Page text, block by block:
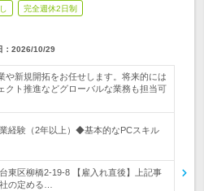
完全週休2日制
2026/10/29
や新規開拓をお任せします。将来的には
クト推進などグローバルな業務も担当可
経験（2年以上）◆基本的なPCスキル
東区柳橋2-19-8 【雇入れ直後】上記事
の定める…